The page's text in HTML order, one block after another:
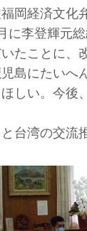
岡経済文化
に李登輝元
たことに、
島にたいへ
しい。今後
台湾の交流